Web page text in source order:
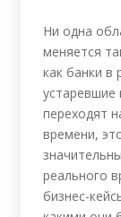
Ни одна
меняется
как банки в
устаревшие
переходят
времени,
реального
бизнес-